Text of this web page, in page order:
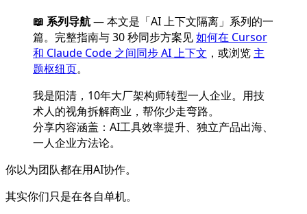
📖 系列导航— 本文是「AI 上下文隔离」系列的一
篇。完整指南与 30 秒同步方案见如何在 Cursor
和 Claude Code 之间同步 AI 上下文 ，或浏览 主
题枢纽页。
我是阳清，10年大厂架构师转型一人企业。用技
术人的视角拆解商业，帮你少走弯路。
分享内容涵盖：AI工具效率提升、独立产品出海、
一人企业方法论。
你以为团队都在用AI协作。
其实你们只是在各自单机。